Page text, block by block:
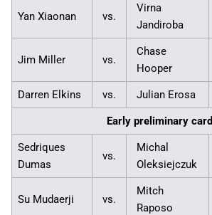
Yan Xiaonan vs.
Virna
Jandiroba
Jim Miller vs.
Chase
Hooper
Darren Elkins vs. Julian Erosa
Early preliminary card
Sedriques
Dumas
vs.
Michal
Oleksiejczuk
Su Mudaerji vs.
Mitch
Raposo